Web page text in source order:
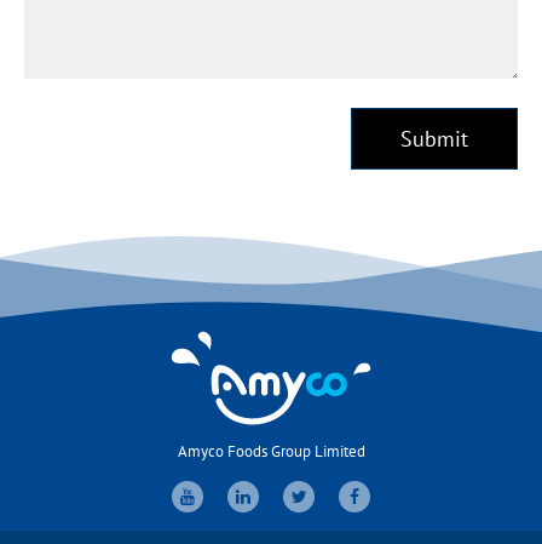
Submit
Amyco Foods Group Limited